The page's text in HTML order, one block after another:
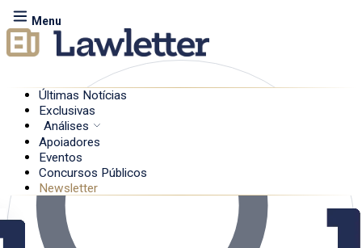
Menu
Últimas Notícias
Exclusivas
Análises
Apoiadores
Eventos
Concursos Públicos
Newsletter